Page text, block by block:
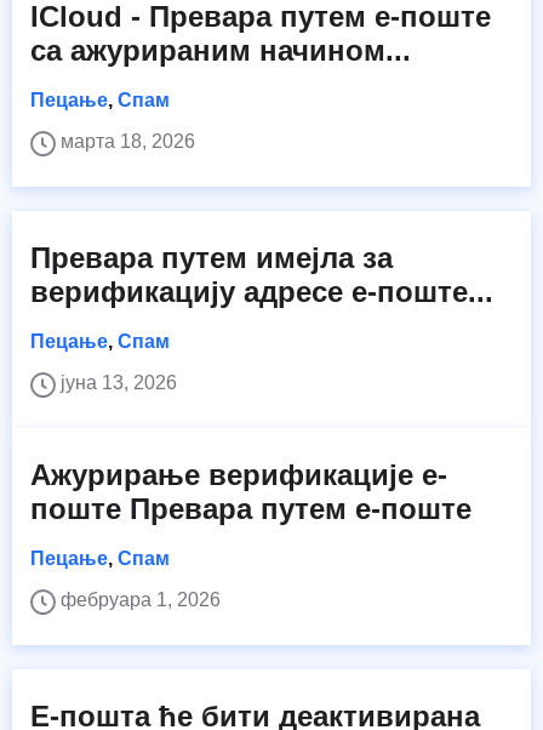
ICloud - Превара путем е-поште
са ажурираним начином...
Пецање, Спам
марта 18, 2026
Превара путем имејла за
верификацију адресе е-поште...
Пецање, Спам
јуна 13, 2026
Ажурирање верификације е-
поште Превара путем е-поште
Пецање, Спам
фебруара 1, 2026
Е-пошта ће бити деактивирана